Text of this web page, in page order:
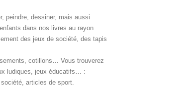
peindre, dessiner, mais aussi
dans nos livres au rayon
des jeux de société, des tapis
cotillons… Vous trouverez
ludiques, jeux éducatifs… :
articles de sport.